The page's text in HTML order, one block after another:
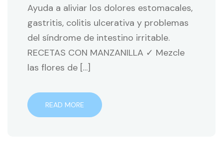
Ayuda a aliviar los dolores estomacales,
gastritis, colitis ulcerativa y problemas
del síndrome de intestino irritable.
RECETAS CON MANZANILLA ✓ Mezcle
las flores de […]
READ MORE